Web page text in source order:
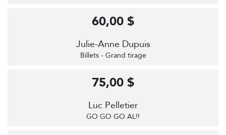
Julie-Anne Dupuis
Billets - Grand tirage
60,00 $
Luc Pelletier
GO GO GO AL!!
75,00 $